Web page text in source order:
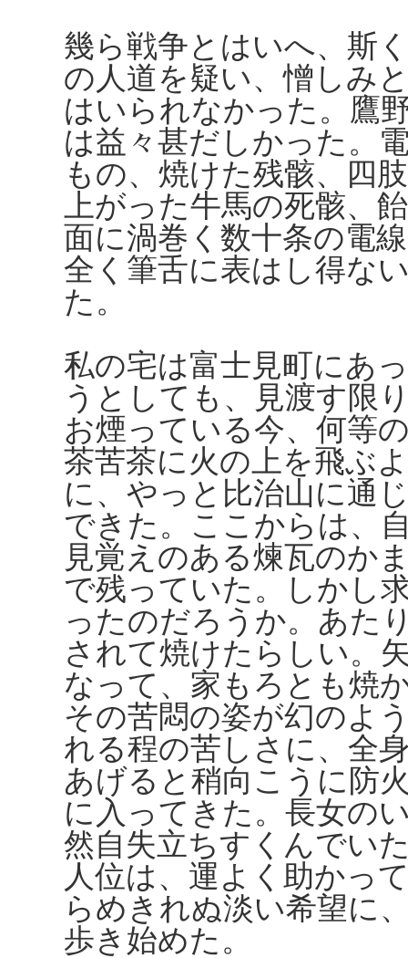
幾ら戦争とはいへ、斯
の人道を疑い、憎しみ
はいられなかった。鷹
は益々甚だしかった。
もの、焼けた残骸、四
上がった牛馬の死骸、
面に渦巻く数十条の電
全く筆舌に表はし得な
た。
私の宅は富士見町にあ
うとしても、見渡す限
お煙っている今、何等
茶苦茶に火の上を飛ぶ
に、やっと比治山に通
できた。ここからは、
見覚えのある煉瓦のか
で残っていた。しかし
ったのだろうか。あた
されて焼けたらしい。
なって、家もろとも焼
その苦悶の姿が幻のよ
れる程の苦しさに、全
あげると稍向こうに防
に入ってきた。長女の
然自失立ちすくんでい
人位は、運よく助かっ
らめきれぬ淡い希望に
歩き始めた。